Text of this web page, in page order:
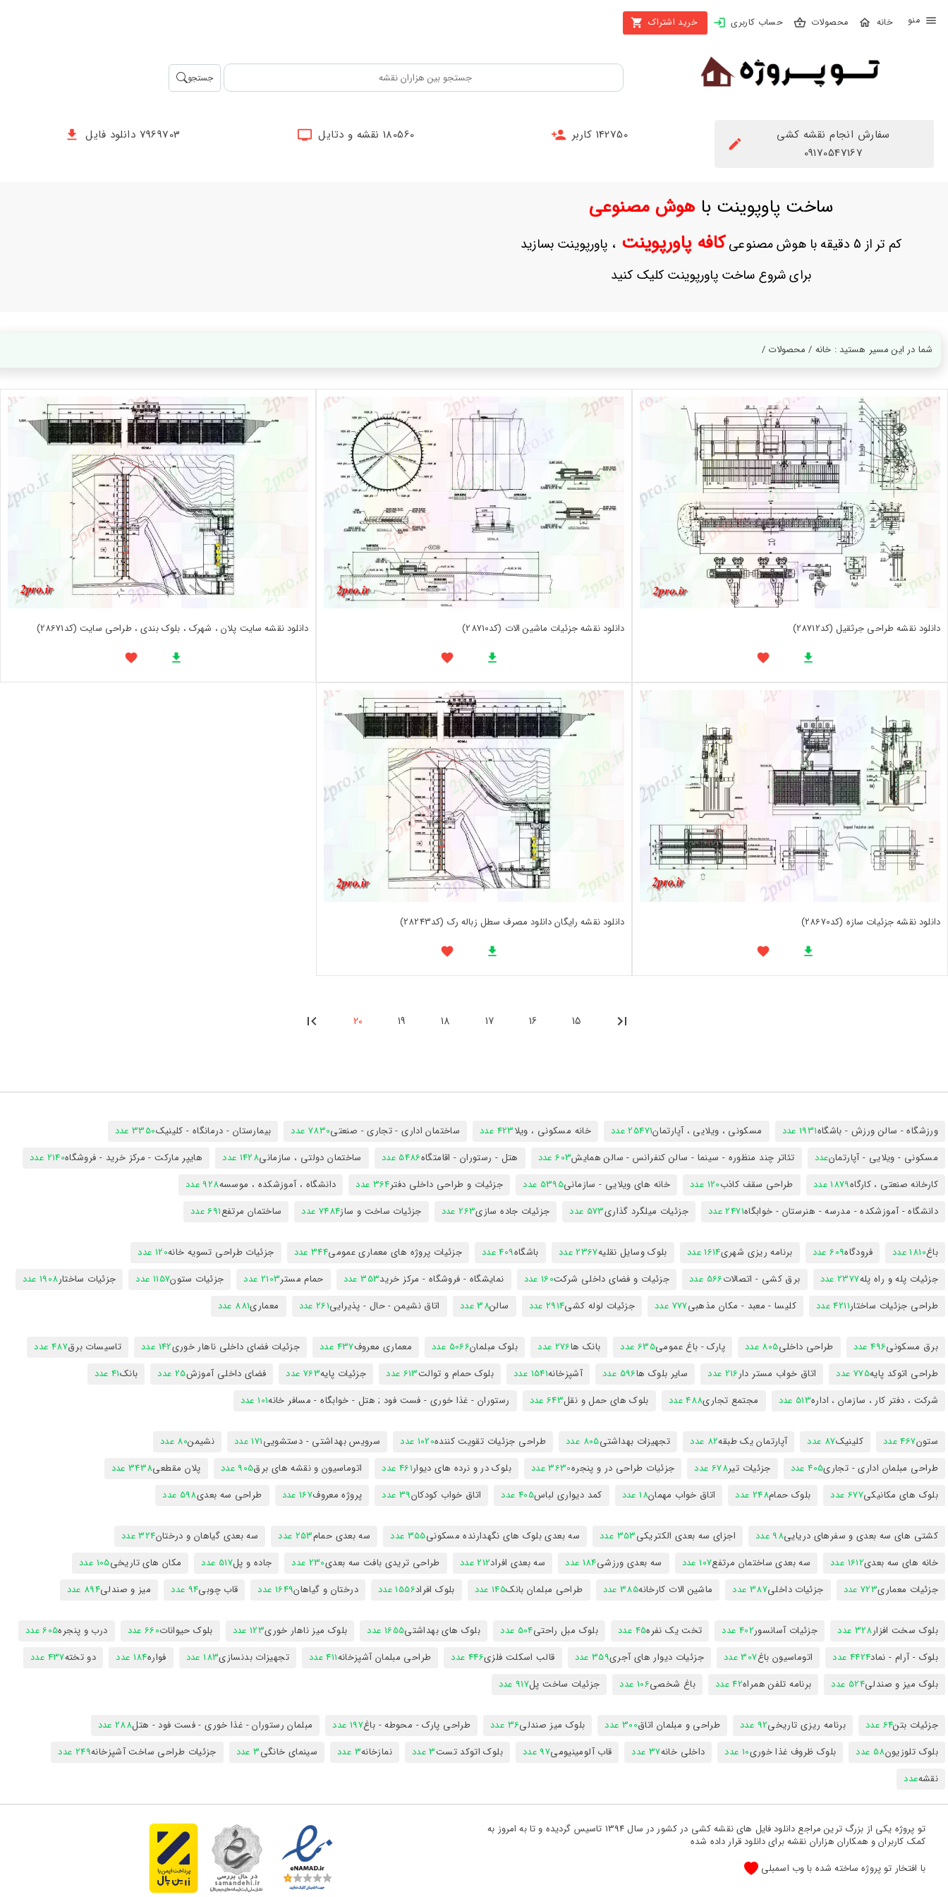
محصولات حساب کاربری خرید اشتراک
بستن
محصولات
حساب
ثبت
نام
بازیابی
رمز
عبور
علاقه
مندی
ها
جستجو
سفارش انجام نقشه کشی
09170547167
142750 کاربر 180560 نقشه و دتایل 7969703 دانلود فایل
ساخت پاوپوینت باهوش مصنوعی
کم تر از 5 دقیقه با هوش مصنوعی کافه پاورپوینت، پاورپوینت بسازید
برای شروع ساخت پاورپوینت کلیک کنید
شما در این مسیر هستید : خانه / محصولات /
دانلود نقشه طراحی جرثقیل (کد28712) دانلود نقشه جزئیات ماشین الات (کد28710) دانلود نقشه سایت پلان ، شهرک ، بلوک بندی ، طراحی سایت (کد28671)
دانلود نقشه جزئیات سازه (کد28670) دانلود نقشه رایگان دانلود مصرف سطل زباله رک (کد28243)
15
16
17
18
19
20
ورزشگاه - سالن ورزش - باشگاه1931 عدد مسکونی ، ویلایی ، آپارتمان25471 عدد خانه مسکونی ، ویلا423 عدد ساختمان اداری - تجاری - صنعتی7830 عدد بیمارستان - درمانگاه - کلینیک3350 عدد
مسکونی - ویلایی - آپارتمانعدد تئاتر چند منظوره - سینما - سالن کنفرانس - سالن همایش603 عدد هتل - رستوران - اقامتگاه5486 عدد ساختمان دولتی ، سازمانی1428 عدد هایپر مارکت - مرکز خرید - فروشگاه2140 عدد
کارخانه صنعتی ، کارگاه1879 عدد طراحی سقف کاذب120 عدد خانه های ویلایی - سازمانی5395 عدد جزئیات و طراحی داخلی دفتر364 عدد دانشگاه ، آموزشکده ، موسسه928 عدد
دانشگاه - آموزشکده - مدرسه - هنرستان - خوابگاه2471 عدد جزئیات میلگرد گذاری573 عدد جزئیات جاده سازی263 عدد جزئیات ساخت و ساز7484 عدد ساختمان مرتفع691 عدد
باغ1810 عدد فرودگاه609 عدد برنامه ریزی شهری1614 عدد بلوک وسایل نقلیه2367 عدد باشگاه409 عدد جزئیات پروژه های معماری عمومی344 عدد جزئیات طراحی تسویه خانه120 عدد
جزئیات پله و راه پله2377 عدد برق کشی - اتصالات566 عدد جزئیات و فضای داخلی شرکت160 عدد نمایشگاه - فروشگاه - مرکز خرید353 عدد حمام مستر2103 عدد جزئیات ستون1157 عدد جزئیات ساختار1908 عدد
طراحی جزئیات ساختار4211 عدد کلیسا - معبد - مکان مذهبی777 عدد جزئیات لوله کشی2914 عدد سالن38 عدد اتاق نشیمن - حال - پذیرایی261 عدد معماری881 عدد
برق مسکونی496 عدد طراحی داخلی805 عدد پارک - باغ عمومی635 عدد بانک ها276 عدد بلوک مبلمان5066 عدد معماری معروف437 عدد جزئیات فضای داخلی ناهار خوری142 عدد تاسیسات برق487 عدد
طراحی اتوکد پایه775 عدد اتاق خواب مستر دار216 عدد سایر بلوک ها596 عدد آشپزخانه1541 عدد بلوک حمام و توالت613 عدد جزئیات پایه763 عدد فضای داخلی آموزش25 عدد بانک41 عدد
شرکت ، دفتر کار ، سازمان ، اداره513 عدد مجتمع تجاری488 عدد بلوک های حمل و نقل643 عدد رستوران - غذا خوری - فست فود ; هتل - خوابگاه - مسافر خانه101 عدد
ستون467 عدد کلینیک87 عدد آپارتمان یک طبقه82 عدد تجهیزات بهداشتی805 عدد طراحی جزئیات تقویت کننده1020 عدد سرویس بهداشتی - دستشویی171 عدد نشیمن80 عدد
طراحی مبلمان اداری - تجاری405 عدد جزئیات تیر678 عدد جزئیات طراحی در و پنجره3630 عدد بلوک در و نرده های دیوار461 عدد اتوماسیون و نقشه های برق905 عدد پلان مقطعی3438 عدد
بلوک های مکانیکی677 عدد بلوک حمام248 عدد اتاق خواب مهمان18 عدد کمد دیواری لباس405 عدد اتاق خواب کودکان39 عدد پروژه معروف167 عدد طراحی سه بعدی598 عدد
کشتی های سه بعدی و سفرهای دریایی98 عدد اجزای سه بعدی الکتریکی353 عدد سه بعدی بلوک های نگهدارنده مسکونی355 عدد سه بعدی حمام253 عدد سه بعدی گیاهان و درختان324 عدد
خانه های سه بعدی1612 عدد سه بعدی ساختمان مرتفع107 عدد سه بعدی ورزشی184 عدد سه بعدی افراد212 عدد طراحی تریدی بافت سه بعدی230 عدد جاده و پل517 عدد مکان های تاریخی105 عدد
جزئیات معماری723 عدد جزئیات داخلی387 عدد ماشین الات کارخانه385 عدد طراحی مبلمان بانک145 عدد بلوک افراد1556 عدد درختان و گیاهان1649 عدد قاب چوبی94 عدد میز و صندلی894 عدد
بلوک سخت افزار328 عدد جزئیات آسانسور402 عدد تخت یک نفره45 عدد بلوک مبل راحتی504 عدد بلوک های بهداشتی1655 عدد بلوک میز ناهار خوری123 عدد بلوک حیوانات660 عدد درب و پنجره605 عدد
بلوک - آرام - نماد4424 عدد اتوماسیون باغ307 عدد جزئیات دیوار های آجری359 عدد قالب اسکلت فلزی446 عدد طراحی مبلمان آشپزخانه411 عدد تجهیزات بدنسازی183 عدد فواره184 عدد دو تخته437 عدد
بلوک میز و صندلی524 عدد برنامه تلفن همراه42 عدد باغ شخصی106 عدد جزئیات ساخت پل917 عدد
جزئیات بتن64 عدد برنامه ریزی تاریخی92 عدد طراحی و مبلمان اتاق300 عدد بلوک میز صندلی36 عدد طراحی پارک - محوطه - باغ197 عدد مبلمان رستوران - غذا خوری - فست فود - هتل288 عدد
بلوک تلوزیون58 عدد بلوک ظروف غذا خوری10 عدد داخلی خانه37 عدد قاب آلومینیومی97 عدد بلوک اتوکد تست3 عدد نمازخانه3 عدد سینمای خانگی3 عدد جزئیات طراحی ساخت آشپزخانه249 عدد
نقشهعدد
تو پروژه یکی از بزرگ ترین مراجع دانلود فایل های نقشه کشی در کشور در سال 1394 تاسیس گردیده و تا به امروز به
کمک کاربران و همکاران هزاران نقشه برای دانلود قرار داده شده
با افتخار تو پروژه ساخته شده با وب اسمبلی